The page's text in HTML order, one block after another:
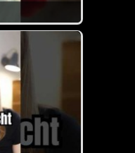
wenn man die Katzen